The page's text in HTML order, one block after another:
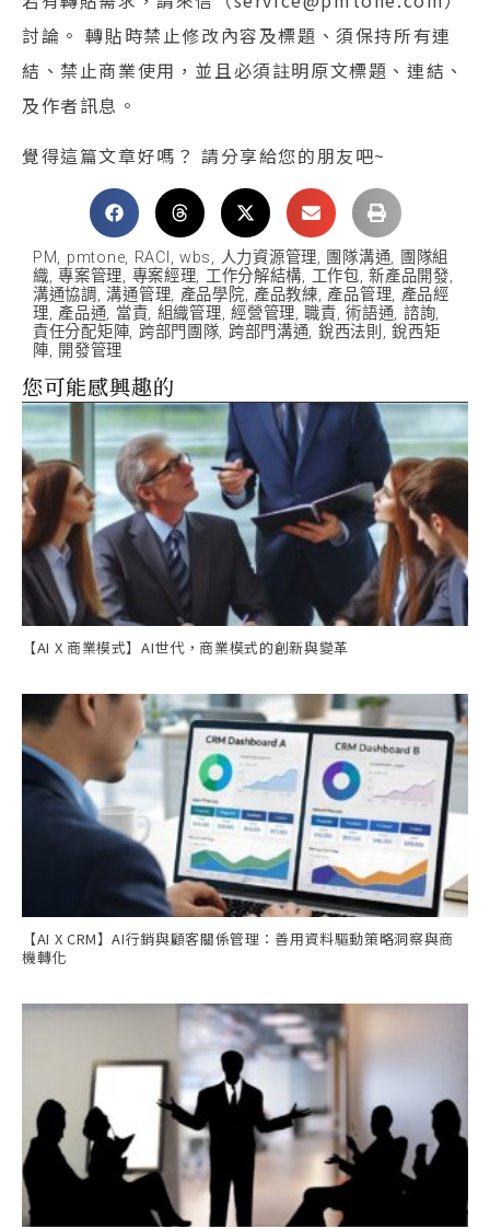
討論。 轉貼時禁止修改內容及標題、須保持所有連
結、禁止商業使用，並且必須註明原文標題、連結、
及作者訊息。
覺得這篇文章好嗎？ 請分享給您的朋友吧~
PM, pmtone, RACI,wbs, 人力資源管理, 團隊溝通, 團隊組
織,專案管理, 專案經理, 工作分解結構, 工作包,新產品開發,
溝通協調,溝通管理, 產品學院,產品教練,產品管理, 產品經
理,產品通, 當責, 組織管理,經營管理,職責,術語通, 諮詢,
責任分配矩陣, 跨部門團隊, 跨部門溝通, 銳西法則 ,銳西矩
陣, 開發管理
您可能感興趣的
【AI X 商業模式】AI世代，商業模式的創新與變革
【AI X CRM】AI行銷與顧客關係管理：善用資料驅動策略洞察與商
機轉化